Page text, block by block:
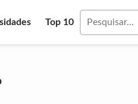
Top 10